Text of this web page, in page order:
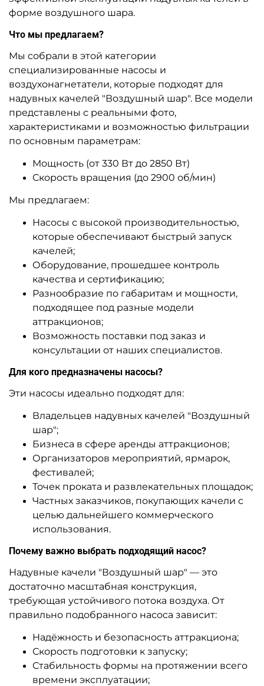
форме воздушного шара.
Что мы предлагаем?
Мы собрали в этой категории
специализированные насосы и
воздухонагнетатели, которые подходят для
надувных качелей "Воздушный шар". Все модели
представлены с реальными фото,
характеристиками и возможностью фильтрации
по основным параметрам:
Мощность (от 330 Вт до 2850 Вт)
Скорость вращения (до 2900 об/мин)
Мы предлагаем:
Насосы с высокой производительностью,
которые обеспечивают быстрый запуск
качелей;
Оборудование, прошедшее контроль
качества и сертификацию;
Разнообразие по габаритам и мощности,
подходящее под разные модели
аттракционов;
Возможность поставки под заказ и
консультации от наших специалистов.
Для кого предназначены насосы?
Эти насосы идеально подходят для:
Владельцев надувных качелей "Воздушный
шар";
Бизнеса в сфере аренды аттракционов;
Организаторов мероприятий, ярмарок,
фестивалей;
Точек проката и развлекательных площадок;
Частных заказчиков, покупающих качели с
целью дальнейшего коммерческого
использования.
Почему важно выбрать подходящий насос?
Надувные качели "Воздушный шар" — это
достаточно масштабная конструкция,
требующая устойчивого потока воздуха. От
правильно подобранного насоса зависит:
Надёжность и безопасность аттракциона;
Скорость подготовки к запуску;
Стабильность формы на протяжении всего
времени эксплуатации;